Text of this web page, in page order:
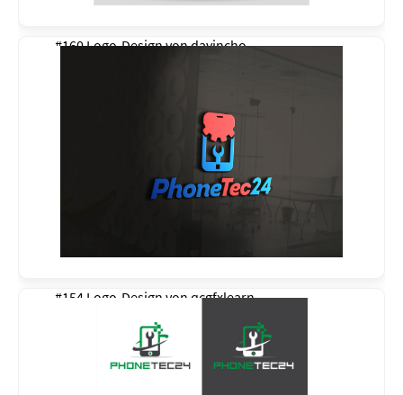
#160 Logo-Design vondavincho
#154 Logo-Design von qcgfxlearn